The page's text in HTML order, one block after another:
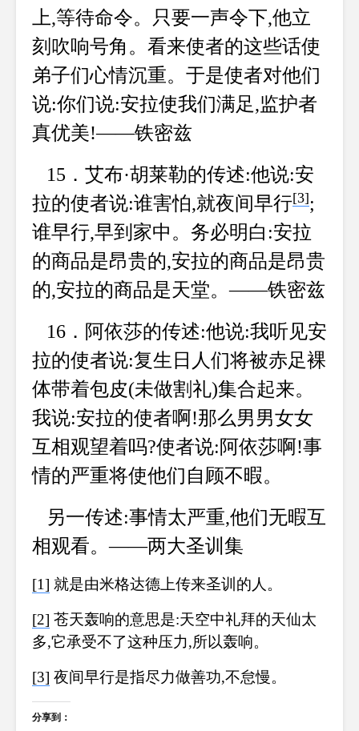
上,等待命令。只要一声令下,他立
刻吹响号角。看来使者的这些话使
弟子们心情沉重。于是使者对他们
说:你们说:安拉使我们满足,监护者
真优美!——铁密兹
15．艾布·胡莱勒的传述:他说:安
拉的使者说:谁害怕,就夜间早行[3];
谁早行,早到家中。务必明白:安拉
的商品是昂贵的,安拉的商品是昂贵
的,安拉的商品是天堂。——铁密兹
16．阿依莎的传述:他说:我听见安
拉的使者说:复生日人们将被赤足裸
体带着包皮(未做割礼)集合起来。
我说:安拉的使者啊!那么男男女女
互相观望着吗?使者说:阿依莎啊!事
情的严重将使他们自顾不暇。
另一传述:事情太严重,他们无暇互
相观看。——两大圣训集
[1] 就是由米格达德上传来圣训的人。
[2] 苍天轰响的意思是:天空中礼拜的天仙太
多,它承受不了这种压力,所以轰响。
[3] 夜间早行是指尽力做善功,不怠慢。
分享到：